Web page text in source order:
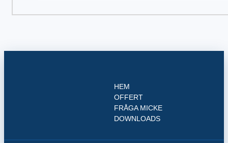
HEM
OFFERT
FRÅGA MICKE
DOWNLOADS